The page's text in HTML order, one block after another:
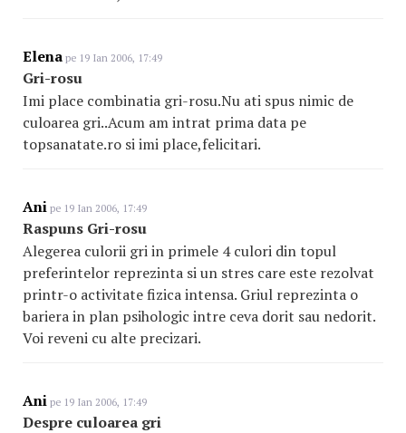
Elena pe 19 Ian 2006, 17:49
Gri-rosu
Imi place combinatia gri-rosu.Nu ati spus nimic de
culoarea gri..Acum am intrat prima data pe
topsanatate.ro si imi place,felicitari.
Ani pe 19 Ian 2006, 17:49
Raspuns Gri-rosu
Alegerea culorii gri in primele 4 culori din topul
preferintelor reprezinta si un stres care este rezolvat
printr-o activitate fizica intensa. Griul reprezinta o
bariera in plan psihologic intre ceva dorit sau nedorit.
Voi reveni cu alte precizari.
Ani pe 19 Ian 2006, 17:49
Despre culoarea gri